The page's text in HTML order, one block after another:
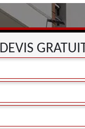
DEVIS GRATUIT